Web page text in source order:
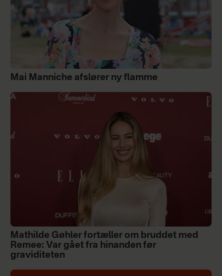
Mai Manniche afslører ny flamme
Mathilde Gøhler fortæller om bruddet med
Remee: Var gået fra hinanden før
graviditeten